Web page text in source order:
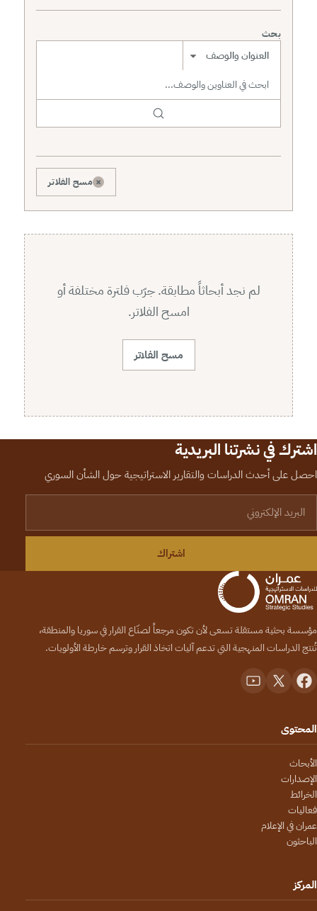
بحث
نطاق البحث
× مسح الفلاتر
لم نجد أبحاثاً مطابقة. جرّب فلترة مختلفة أو
امسح الفلاتر.
مسح الفلاتر
اشترك في نشرتنا البريدية
احصل على أحدث الدراسات والتقارير الاستراتيجية حول الشأن السوري
اشتراك
مؤسسة بحثية مستقلة تسعى لأن تكون مرجعاً لصنّاع القرار في سوريا والمنطقة،
تُنتج الدراسات المنهجية التي تدعم آليات اتخاذ القرار وترسم خارطة الأولويات.
المحتوى
الأبحاث
الإصدارات
الخرائط
فعاليات
عمران في الإعلام
الباحثون
المركز